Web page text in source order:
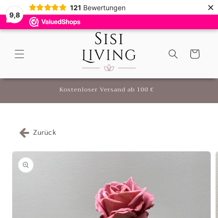
9,8
121 Bewertungen ×
Direkt
zum
Inhalt
Warenkorb
Kostenloser Versand ab 100 €
Zurück